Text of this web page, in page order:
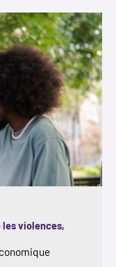
violences,